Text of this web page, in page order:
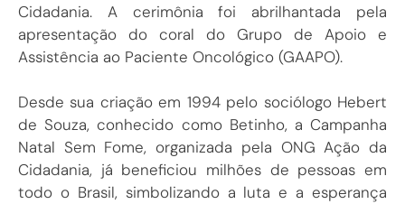
Cidadania. A cerimônia foi abrilhantada pela
apresentação do coral do Grupo de Apoio e
Assistência ao Paciente Oncológico (GAAPO).
Desde sua criação em 1994 pelo sociólogo Hebert
de Souza, conhecido como Betinho, a Campanha
Natal Sem Fome, organizada pela ONG Ação da
Cidadania, já beneficiou milhões de pessoas em
todo o Brasil, simbolizando a luta e a esperança